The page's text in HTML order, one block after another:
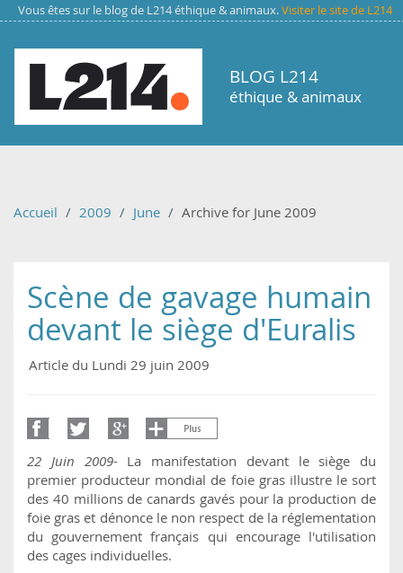
Aller au contenu principal
Vous êtes sur le blog de L214 éthique & animaux.Visiter le site de L214
BLOG L214
éthique & animaux
Accueil 2009 June Archive for June 2009
Scène de gavage humain
devant le siège d'Euralis
Article du Lundi 29 juin 2009
22 Juin 2009- La manifestation devant le siège du
premier producteur mondial de foie gras illustre le sort
des 40 millions de canards gavés pour la production de
foie gras et dénonce le non respect de la réglementation
du gouvernement français qui encourage l'utilisation
des cages individuelles.